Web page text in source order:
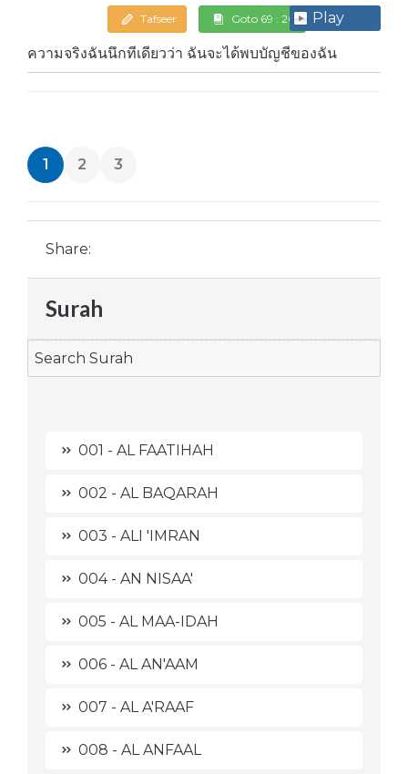
Tafseer Goto 69 : 20 Play
ความจริงฉันนึกทีเดียวว่า ฉันจะได้พบบัญชีของฉัน
1 2 3
Share:
Surah
001 - AL FAATIHAH
002 - AL BAQARAH
003 - ALI 'IMRAN
004 - AN NISAA'
005 - AL MAA-IDAH
006 - AL AN'AAM
007 - AL A'RAAF
008 - AL ANFAAL